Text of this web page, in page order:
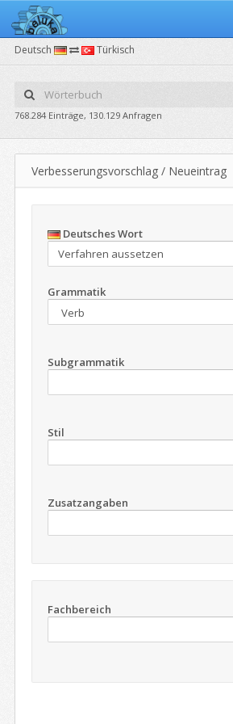
Deutsch Türkisch
768.284 Einträge, 130.129 Anfragen
Verbesserungsvorschlag / Neueintrag
Deutsches Wort
Grammatik
Subgrammatik
Stil
Zusatzangaben
Fachbereich